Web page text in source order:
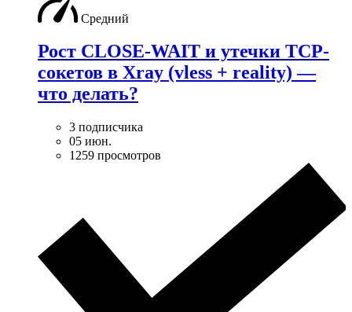
Средний
Рост CLOSE-WAIT и утечки TCP-
сокетов в Xray (vless + reality) —
что делать?
3 подписчика
05 июн.
1259 просмотров